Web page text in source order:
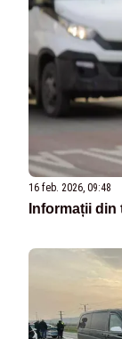
16 feb. 2026, 09:48
Informații din